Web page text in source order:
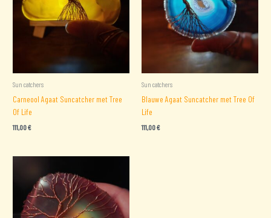
Sun catchers
Carneool Agaat Suncatcher met Tree
Of Life
111,00€
Sun catchers
Blauwe Agaat Suncatcher met Tree Of
Life
111,00€